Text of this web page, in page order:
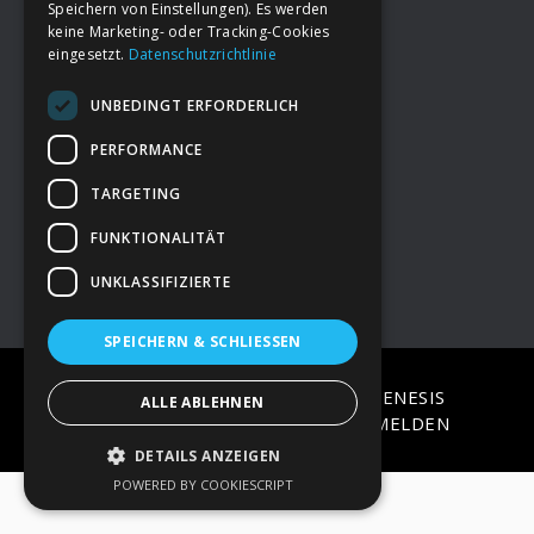
FooterDeine Spende
→ Impressum
→Kontakt zum PAO Team
COPYRIGHT © 2026 · ON
GENESIS
FRAMEWORK·WORDPRESS·ANMELDEN
Speichern von Einstellungen). Es werden
keine Marketing- oder Tracking-Cookies
eingesetzt. Datenschutzrichtlinie
UNBEDINGT ERFORDERLICH
PERFORMANCE
TARGETING
FUNKTIONALITÄT
UNKLASSIFIZIERTE
SPEICHERN & SCHLIESSEN
ALLE ABLEHNEN
DETAILS ANZEIGEN
POWERED BY COOKIESCRIPT